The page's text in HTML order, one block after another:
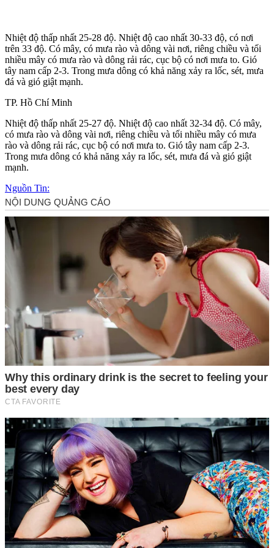
Nhiệt độ thấp nhất 25-28 độ. Nhiệt độ cao nhất 30-33 độ, có nơi
trên 33 độ. Có mây, có mưa rào và dông vài nơi, riêng chiều và tối
nhiều mây có mưa rào và dông rải rác, cục bộ có nơi mưa to. Gió
tây nam cấp 2-3. Trong mưa dông có khả năng xảy ra lốc, sét, mưa
đá và gió giật mạnh.
TP. Hồ Chí Minh
Nhiệt độ thấp nhất 25-27 độ. Nhiệt độ cao nhất 32-34 độ. Có mây,
có mưa rào và dông vài nơi, riêng chiều và tối nhiều mây có mưa
rào và dông rải rác, cục bộ có nơi mưa to. Gió tây nam cấp 2-3.
Trong mưa dông có khả năng xảy ra lốc, sét, mưa đá và gió giật
mạnh.
Nguồn Tin: